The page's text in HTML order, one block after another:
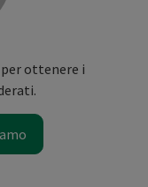
ottenere i